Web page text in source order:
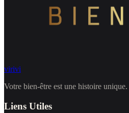
virivi
Votre bien-être est une histoire
Liens Utiles